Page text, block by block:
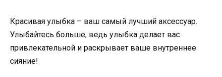
Красивая улыбка – ваш самый лучший аксессуар.
Улыбайтесь больше, ведь улыбка делает вас
привлекательной и раскрывает ваше внутреннее
сияние!